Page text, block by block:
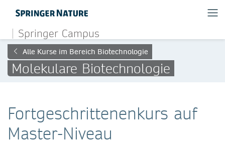
Springer Campus
Alle Kurse im Bereich Biotechnologie
Molekulare Biotechnologie
Fortgeschrittenenkurs auf
Master-Niveau